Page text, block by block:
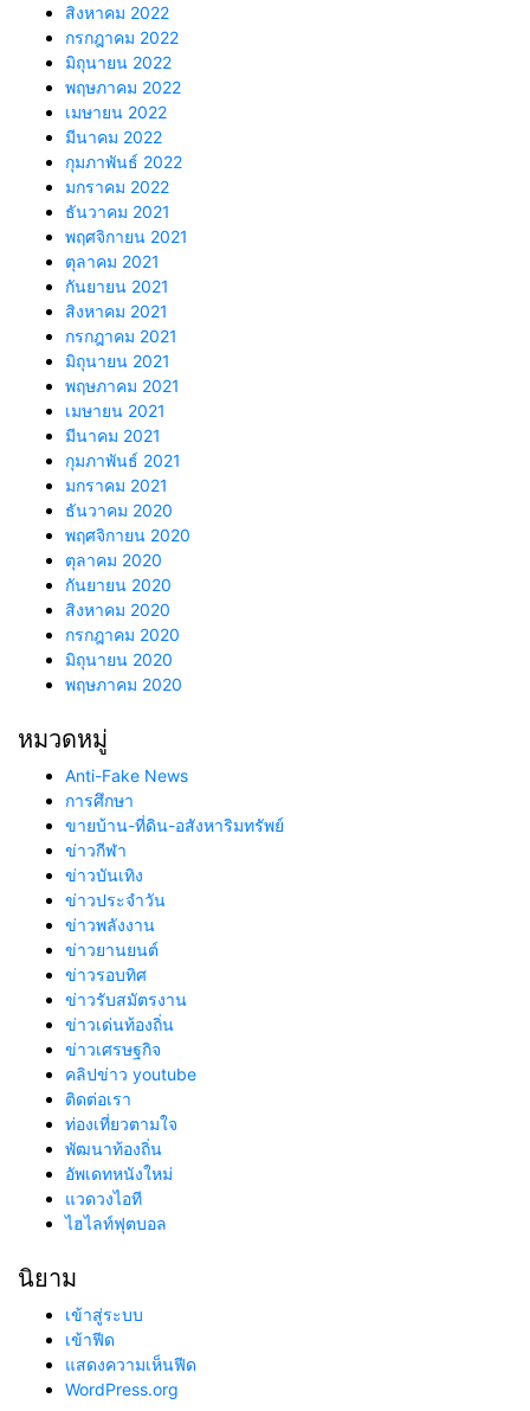
สิงหาคม 2022
กรกฎาคม 2022
มิถุนายน 2022
พฤษภาคม 2022
เมษายน 2022
มีนาคม 2022
กุมภาพันธ์ 2022
มกราคม 2022
ธันวาคม 2021
พฤศจิกายน 2021
ตุลาคม 2021
กันยายน 2021
สิงหาคม 2021
กรกฎาคม 2021
มิถุนายน 2021
พฤษภาคม 2021
เมษายน 2021
มีนาคม 2021
กุมภาพันธ์ 2021
มกราคม 2021
ธันวาคม 2020
พฤศจิกายน 2020
ตุลาคม 2020
กันยายน 2020
สิงหาคม 2020
กรกฎาคม 2020
มิถุนายน 2020
พฤษภาคม 2020
หมวดหมู่
Anti-Fake News
การศึกษา
ขายบ้าน-ที่ดิน-อสังหาริมทรัพย์
ข่าวกีฬา
ข่าวบันเทิง
ข่าวประจำวัน
ข่าวพลังงาน
ข่าวยานยนต์
ข่าวรอบทิศ
ข่าวรับสมัตรงาน
ข่าวเด่นท้องถิ่น
ข่าวเศรษฐกิจ
คลิปข่าว youtube
ติดต่อเรา
ท่องเที่ยวตามใจ
พัฒนาท้องถิ่น
อัพเดทหนังใหม่
แวดวงไอที
ไฮไลท์ฟุตบอล
นิยาม
เข้าสู่ระบบ
เข้าฟีด
แสดงความเห็นฟีด
WordPress.org